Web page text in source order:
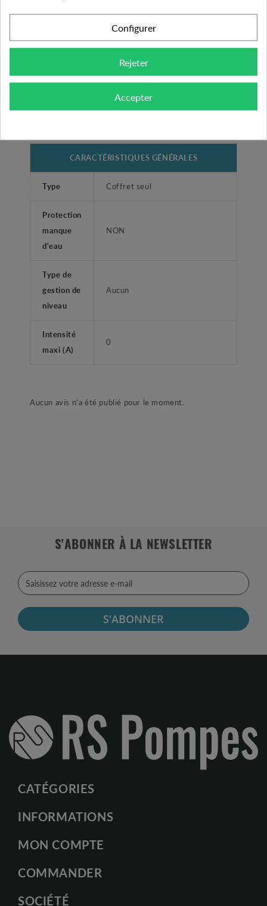
Quantité Remise Vous économisez
Jusqu'à
50 10% Jusqu'à217,00 €
CARACTÉRISTIQUES GÉNÉRALES
Type Coffret seul
Protection
manque
d'eau
NON
Type de
gestion de
niveau
Aucun
Intensité
maxi (A)
0
Aucun avis n'a été publié pour le moment.
S'ABONNER À LA NEWSLETTER
S'ABONNER
CATÉGORIES
INFORMATIONS
MON COMPTE
COMMANDER
SOCIÉTÉ
Configurer
Rejeter
Accepter